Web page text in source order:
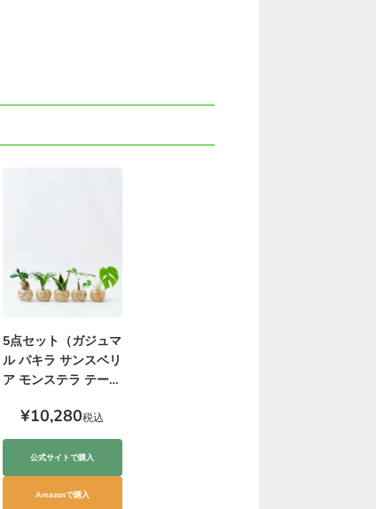
5点セット（ガジュマ
ル パキラ サンスベリ
ア モンステラ テーブ
ルチャー
¥10,280税込
公式サイトで購入
Amazonで購入